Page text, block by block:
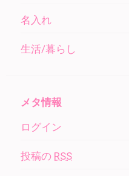
名入れ
生活/暮らし
メタ情報
ログイン
投稿の RSS